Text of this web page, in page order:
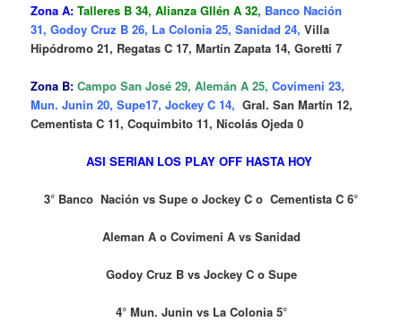
Zona A: Talleres B 34, Alianza Gllén A 32, Banco Nación
31, Godoy Cruz B 26, La Colonia 25, Sanidad 24, Villa
Hipódromo 21, Regatas C 17, Martín Zapata 14, Goretti 7
Zona B: Campo San José 29, Alemán A 25,Covimeni 23,
Mun. Junin 20, Supe17, Jockey C 14, Gral. San Martín 12,
Cementista C 11, Coquimbito 11, Nicolás Ojeda 0
ASI SERIAN LOS PLAY OFF HASTA HOY
3° Banco Nación vs Supe o Jockey C o Cementista C 6°
Aleman A o Covimeni A vs Sanidad
Godoy Cruz B vs Jockey C o Supe
4° Mun. Junin vs La Colonia 5°